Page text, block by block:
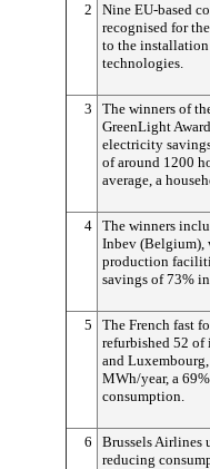
2
Nine EU-based
recognised for
to the
technologies.
3
The winners of
GreenLight
electricity
of around 1200
average, a
4 The winners
Inbev (Belgium),
production
savings of 73%
5
The French fast
refurbished 52 of
and
MWh/year, a
consumption.
6
Brussels Airlines
reducing